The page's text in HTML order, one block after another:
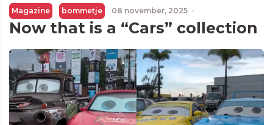
Magazine bommetje 08 november, 2025 ·
Now that is a “Cars” collection